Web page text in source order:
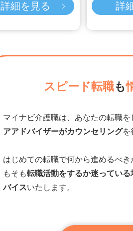
詳細を見る 詳
スピード転職も
マイナビ介護職は、あなたの転職を
アアドバイザーがカウンセリングを
はじめての転職で何から進めるべ
もそも転職活動をするか迷ってい
バイスいたします。